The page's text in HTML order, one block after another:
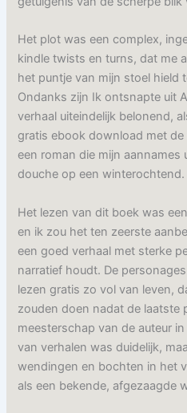
Het plot was een complex,
kindle twists en turns, dat me
het puntje van mijn stoel hield
Ondanks zijn Ik ontsnapte uit
verhaal uiteindelijk belonend,
gratis ebook download met
een roman die mijn aannames
douche op een winterochtend.
Het lezen van dit boek was
en ik zou het ten zeerste
een goed verhaal met sterke
narratief houdt. De
lezen gratis zo vol van leven,
zouden doen nadat de laatste
meesterschap van de auteur
van verhalen was duidelijk,
wendingen en bochten in het
als een bekende, afgezaagde